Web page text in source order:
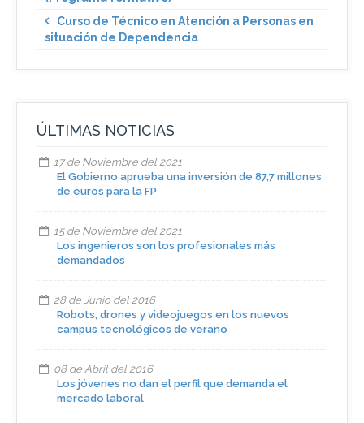
Curso de Técnico en Atención a Personas en
situación de Dependencia
ÚLTIMAS NOTICIAS
17 de Noviembre del 2021
El Gobierno aprueba una inversión de 87,7 millones
de euros para la FP
15 de Noviembre del 2021
Los ingenieros son los profesionales más
demandados
28 de Junio del 2016
Robots, drones y videojuegos en los nuevos
campus tecnológicos de verano
08 de Abril del 2016
Los jóvenes no dan el perfil que demanda el
mercado laboral